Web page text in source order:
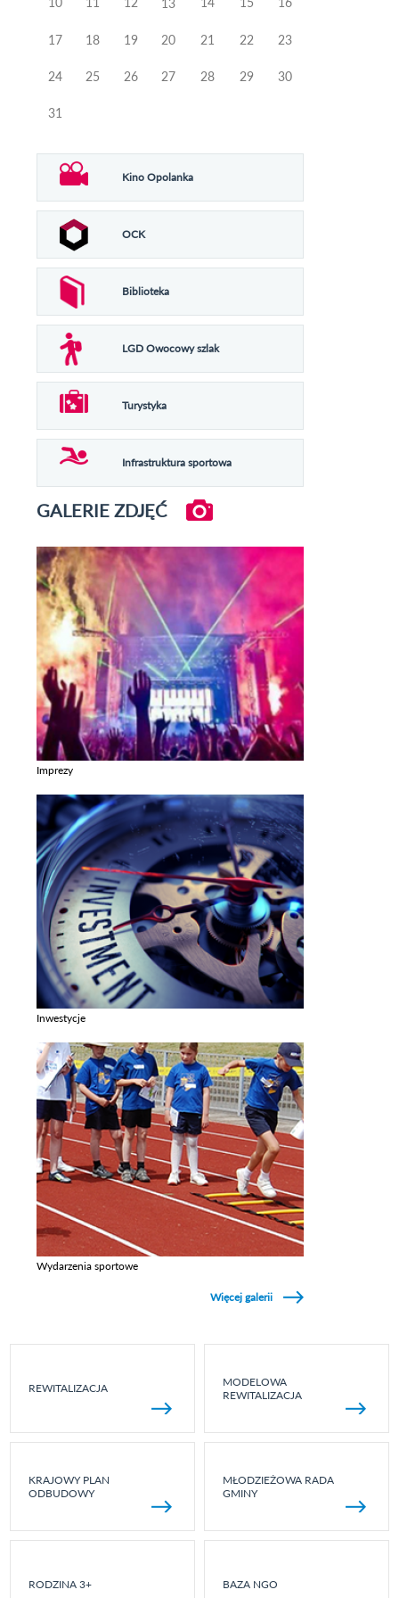
17 18 19 20 21 22 23
24 25 26 27 28 29 30
31
Kino Opolanka
OCK
Biblioteka
LGD Owocowy szlak
Turystyka
Infrastruktura sportowa
GALERIE ZDJĘĆ
Imprezy
Inwestycje
Wydarzenia sportowe
Więcej galerii
REWITALIZACJA
MODELOWA
REWITALIZACJA
KRAJOWY PLAN
ODBUDOWY
MŁODZIEŻOWA RADA
GMINY
RODZINA 3+ BAZA NGO